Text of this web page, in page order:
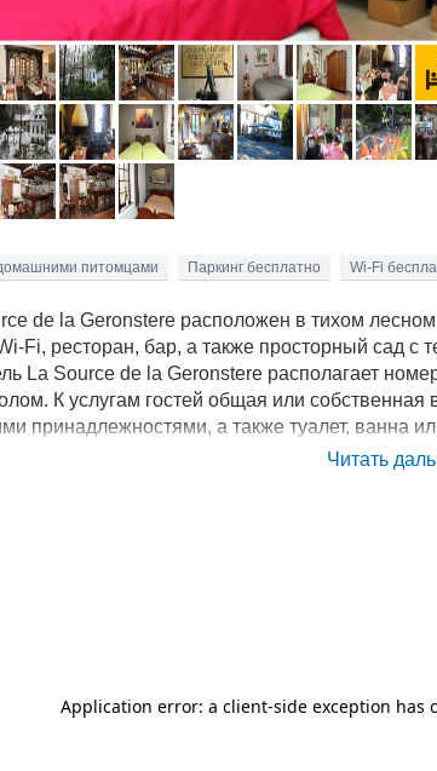
питомцами Паркинг бесплатно Wi-Fi
de la Geronstere расположен в тихом
Fi, ресторан, бар, а также просторный сад с
La Source de la Geronstere располагает
К услугам гостей общая или
принадлежностями, а также туалет, ванна
завтрак. В ресторане подают свежие
Читать